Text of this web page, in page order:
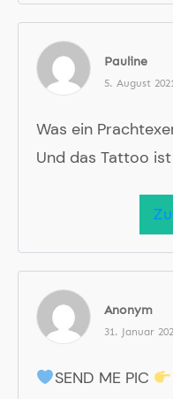
Pauline
5. August
Was ein
Und das Tattoo
Anonym
31. Januar
SEND ME PIC